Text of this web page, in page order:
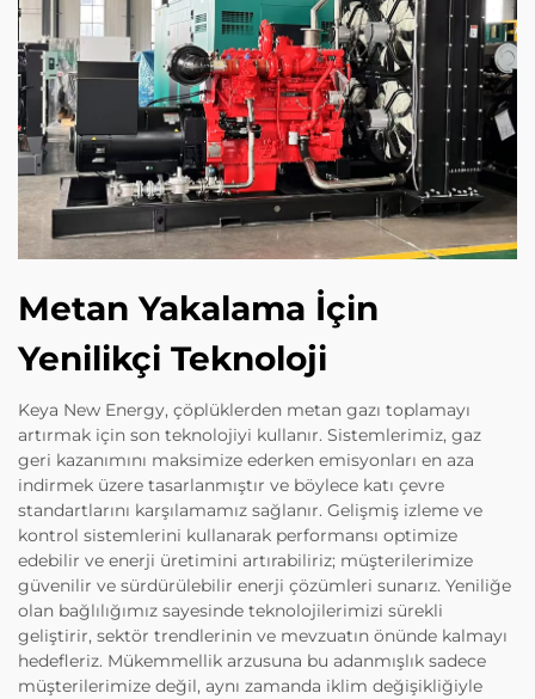
Metan Yakalama İçin
Yenilikçi Teknoloji
Keya New Energy, çöplüklerden metan gazı toplamayı
artırmak için son teknolojiyi kullanır. Sistemlerimiz, gaz
geri kazanımını maksimize ederken emisyonları en aza
indirmek üzere tasarlanmıştır ve böylece katı çevre
standartlarını karşılamamız sağlanır. Gelişmiş izleme ve
kontrol sistemlerini kullanarak performansı optimize
edebilir ve enerji üretimini artırabiliriz; müşterilerimize
güvenilir ve sürdürülebilir enerji çözümleri sunarız. Yeniliğe
olan bağlılığımız sayesinde teknolojilerimizi sürekli
geliştirir, sektör trendlerinin ve mevzuatın önünde kalmayı
hedefleriz. Mükemmellik arzusuna bu adanmışlık sadece
müşterilerimize değil, aynı zamanda iklim değişikliğiyle